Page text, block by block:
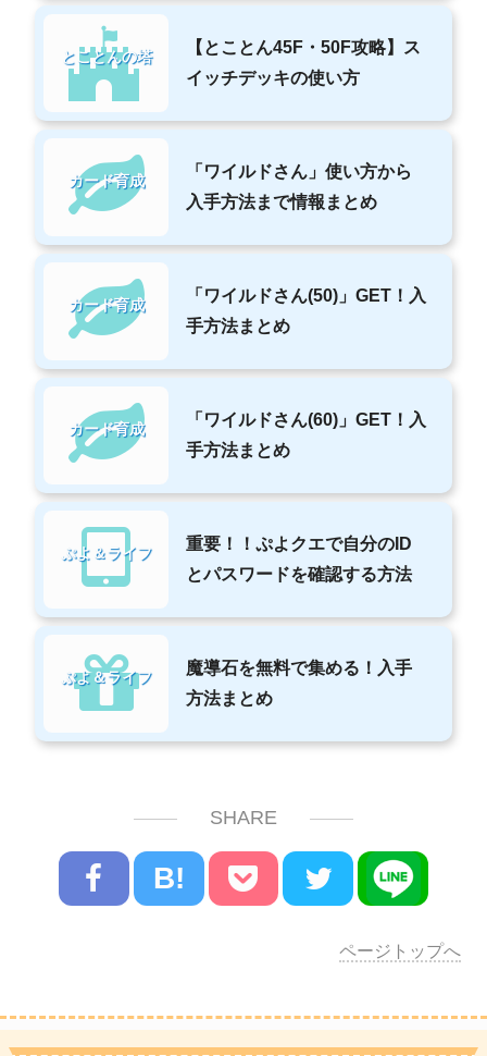
とことんの塔
【とことん45F・50F攻略】ス
イッチデッキの使い方
カード育成
「ワイルドさん」使い方から
入手方法まで情報まとめ
カード育成
「ワイルドさん(50)」GET！入
手方法まとめ
カード育成
「ワイルドさん(60)」GET！入
手方法まとめ
ぷよ＆ライフ
重要！！ぷよクエで自分のID
とパスワードを確認する方法
ぷよ＆ライフ
魔導石を無料で集める！入手
方法まとめ
SHARE
B!
ページトップへ